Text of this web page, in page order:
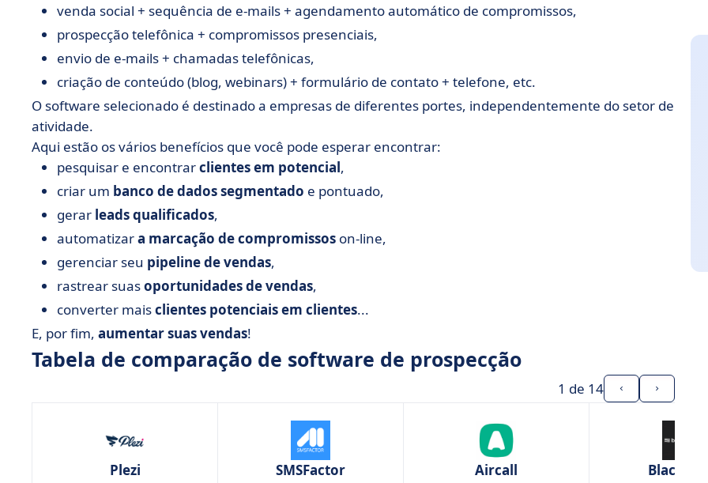
• Visiblee, hiperdirecionamento de visitantes BtoB para seu site
• Webikeo, envolvimento por meio da interatividade
• Zoho SalesIQ, bate-papo para envolver os visitantes de seu site
• E quanto ao software de prospecção gratuito?
• Como fazer uma boa prospecção de vendas?
• Como escolher o melhor software para sua equipe de vendas?
• Software de prospecção gratuito, B2B ou voltado para CRM: escolha o seu!
venda social + sequência de e-mails + agendamento automático de compromissos,
prospecção telefônica + compromissos presenciais,
envio de e-mails + chamadas telefônicas,
criação de conteúdo (blog, webinars) + formulário de contato + telefone, etc.
O software selecionado é destinado a empresas de diferentes portes, independentemente do setor de
atividade.
Aqui estão os vários benefícios que você pode esperar encontrar:
pesquisar e encontrarclientes em potencial,
criar um banco de dados segmentado e pontuado,
gerar leads qualificados,
automatizara marcação de compromissos on-line,
gerenciar seu pipeline de vendas,
rastrear suasoportunidades de vendas,
converter maisclientes potenciais em clientes...
E, por fim, aumentar suas vendas!
Tabela de comparação de software de prospecção
1 de 14
Plezi SMSFactor Aircall Blacksales